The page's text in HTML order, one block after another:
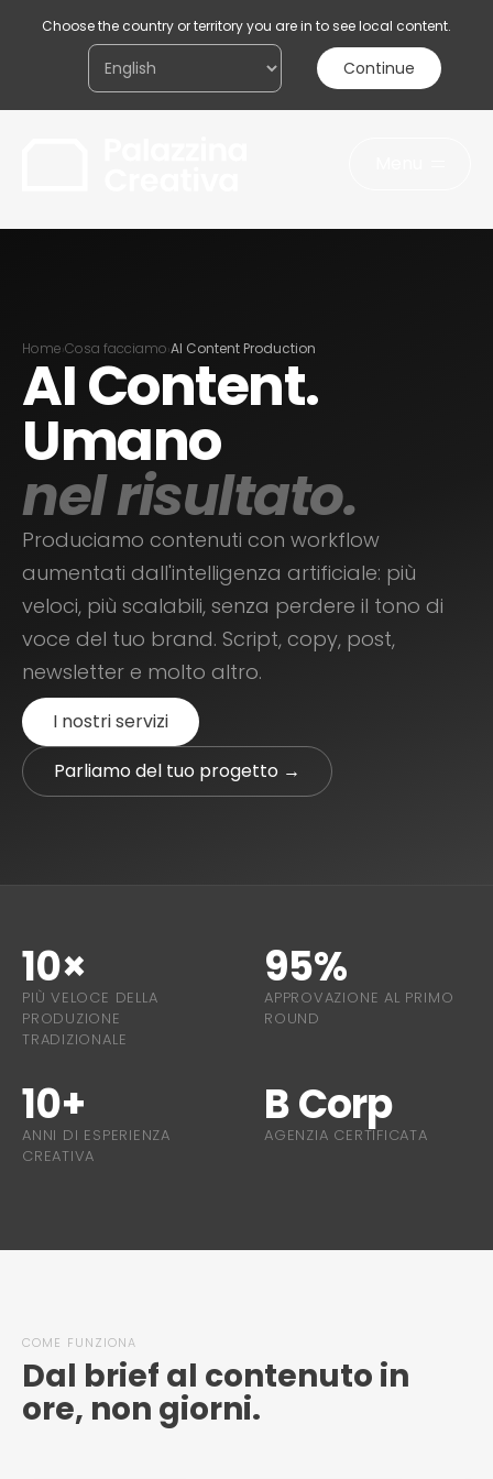
Choose the country or territory you are in to see local content.
Continue
Home›Cosa facciamo›AI Content Production
AI Content.
Umano
nel risultato.
Produciamo contenuti con workflow
aumentati dall'intelligenza artificiale: più
veloci, più scalabili, senza perdere il tono di
voce del tuo brand. Script, copy, post,
newsletter e molto altro.
I nostri servizi
Parliamo del tuo progetto →
10×
PIÙ VELOCE DELLA
PRODUZIONE
TRADIZIONALE
95%
APPROVAZIONE AL PRIMO
ROUND
10+
ANNI DI ESPERIENZA
CREATIVA
B Corp
AGENZIA CERTIFICATA
COME FUNZIONA
Dal brief al contenuto in
ore, non giorni.